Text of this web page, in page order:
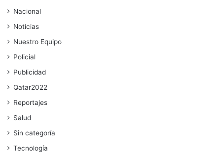
Nacional
Noticias
Nuestro Equipo
Policial
Publicidad
Qatar2022
Reportajes
Salud
Sin categoría
Tecnología